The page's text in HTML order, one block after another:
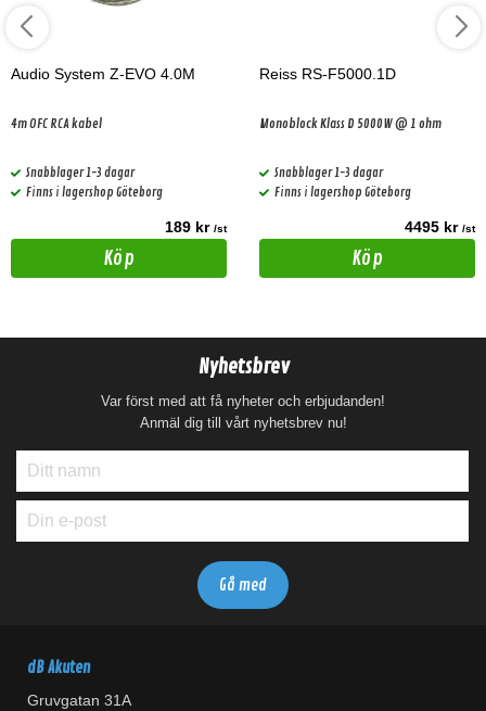
Audio System Z-EVO 4.0M
4m OFC RCA kabel
Snabblager 1-3 dagar
Finns i lagershop Göteborg
189 kr /st
Köp
Reiss RS-F5000.1D
Monoblock Klass D 5000W @ 1 ohm
Snabblager 1-3 dagar
Finns i lagershop Göteborg
4495 kr /st
Köp
Nyhetsbrev
Var först med att få nyheter och erbjudanden!
Anmäl dig till vårt nyhetsbrev nu!
dB Akuten
Gruvgatan 31A